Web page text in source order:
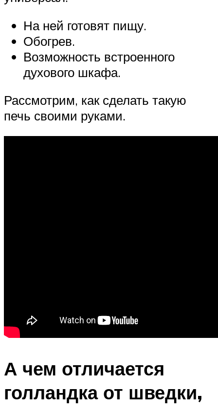
На ней готовят пищу.
Обогрев.
Возможность встроенного
духового шкафа.
Рассмотрим, как сделать такую
печь своими руками.
А чем отличается
голландка от шведки,